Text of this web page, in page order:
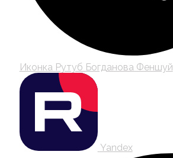
Иконка Рутуб Богданова Феншуй
Yandex